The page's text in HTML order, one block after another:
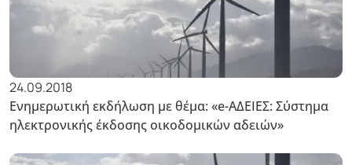
24.09.2018
Ενημερωτική εκδήλωση με θέμα: «e-ΑΔΕΙΕΣ: Σύστημα
ηλεκτρονικής έκδοσης οικοδομικών αδειών»